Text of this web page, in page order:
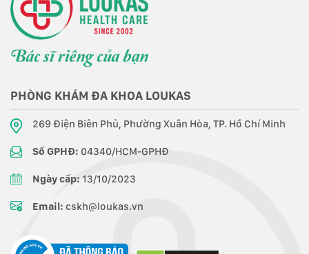
PHÒNG KHÁM ĐA KHOA LOUKAS
269 Điện Biên Phủ, Phường Xuân Hòa, TP. Hồ Chí Minh
Số GPHĐ: 04340/HCM-GPHĐ
Ngày cấp: 13/10/2023
Email: cskh@loukas.vn